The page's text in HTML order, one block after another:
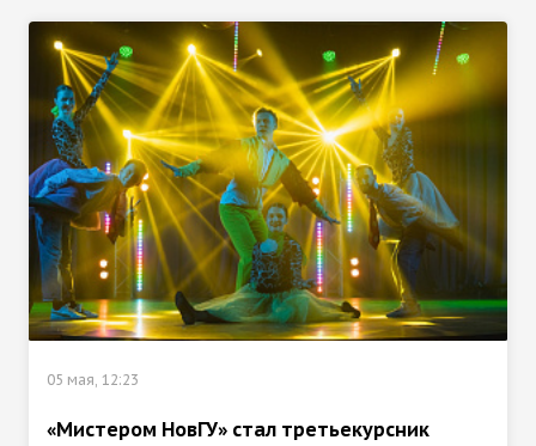
05 мая, 12:23
«Мистером НовГУ» стал третьекурсник